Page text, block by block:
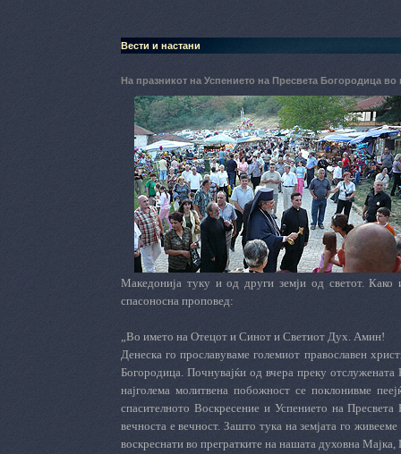
Вести и настани
На празникот на Успението на Пресвета Богородица
Македонија туку и од други земји од светот.
спасоносна проповед:
„Во името на Отецот и Синот и Светиот Дух. Амин!
Денеска го прославуваме големиот православен
Богородица. Почнувајќи од вчера преку отслужената
најголема молитвена побожност се поклонивме
спасителното Воскресение и Успението на
вечноста е вечност. Зашто тука на земјата го
воскреснати во прегратките на нашата духовна